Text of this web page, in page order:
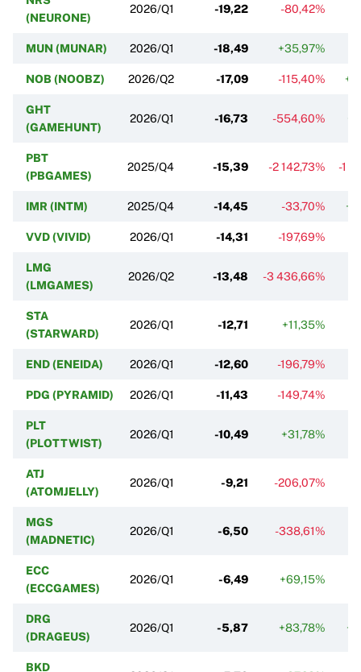
(NEURONE)
2026/Q1 -19,22 -80,42%
MUN (MUNAR) 2026/Q1 -18,49 +35,97%
NOB (NOOBZ) 2026/Q2 -17,09 -115,40%
GHT
(GAMEHUNT)
2026/Q1 -16,73 -554,60%
PBT
(PBGAMES)
2025/Q4 -15,39 -2 142,73% -1
IMR (INTM) 2025/Q4 -14,45 -33,70%
VVD (VIVID) 2026/Q1 -14,31 -197,69%
LMG
(LMGAMES)
2026/Q2 -13,48 -3 436,66%
STA
(STARWARD)
2026/Q1 -12,71 +11,35%
END (ENEIDA) 2026/Q1 -12,60 -196,79%
PDG (PYRAMID) 2026/Q1 -11,43 -149,74%
PLT
(PLOTTWIST)
2026/Q1 -10,49 +31,78%
ATJ
(ATOMJELLY)
2026/Q1 -9,21 -206,07%
MGS
(MADNETIC)
2026/Q1 -6,50 -338,61%
ECC
(ECCGAMES)
2026/Q1 -6,49 +69,15%
DRG
(DRAGEUS)
2026/Q1 -5,87 +83,78%
BKD